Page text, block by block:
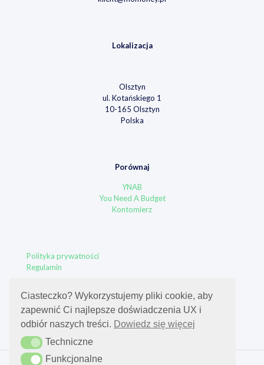
Lokalizacja
Olsztyn
ul. Kotańskiego 1
10-165 Olsztyn
Polska
Porównaj
YNAB
You Need A Budget
Kontomierz
Polityka prywatności
Regulamin
Ciasteczko? Wykorzystujemy pliki cookie, aby
zapewnić Ci najlepsze doświadczenia UX i
odbiór naszych treści. Dowiedz się więcej
Techniczne
Techniczne
Funkcjonalne
Funkcjonalne